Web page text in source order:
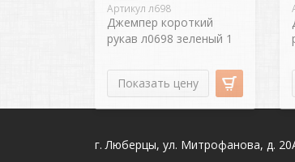
Артикул л698
Джемпер короткий
рукав л0698 зеленый 1
Показать цену
г. Люберцы, ул. Митрофанова, д.